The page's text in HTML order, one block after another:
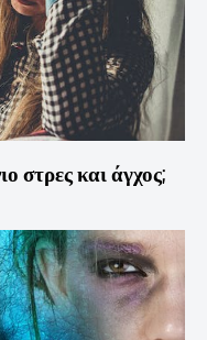
στρες και άγχος;